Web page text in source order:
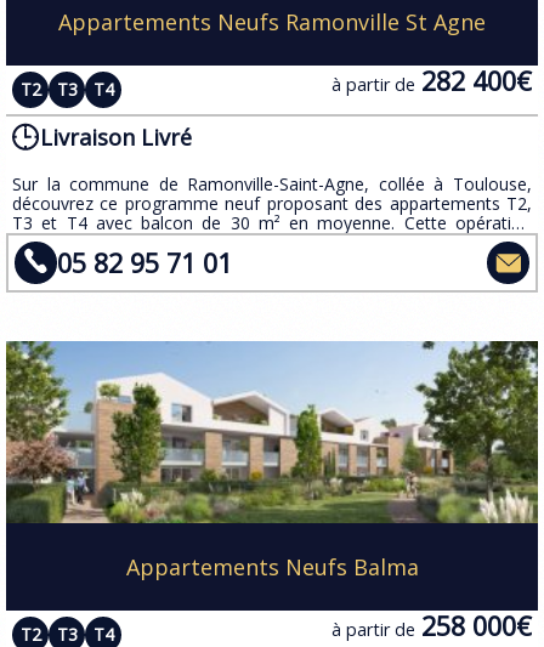
Appartements Neufs Ramonville St Agne
T2 T3 T4 à partir de 282 400€
Livraison Livré
Sur la commune de Ramonville-Saint-Agne, collée à Toulouse,
découvrez ce programme neuf proposant des appartements T2,
T3 et T4 avec balcon de 30 m² en moyenne. Cette opération
inédite répond à la nouvelle norme de construction des bâtiments
neufs.05 82 95 71 01
Appartements Neufs Balma
T2 T3 T4 à partir de 258 000€